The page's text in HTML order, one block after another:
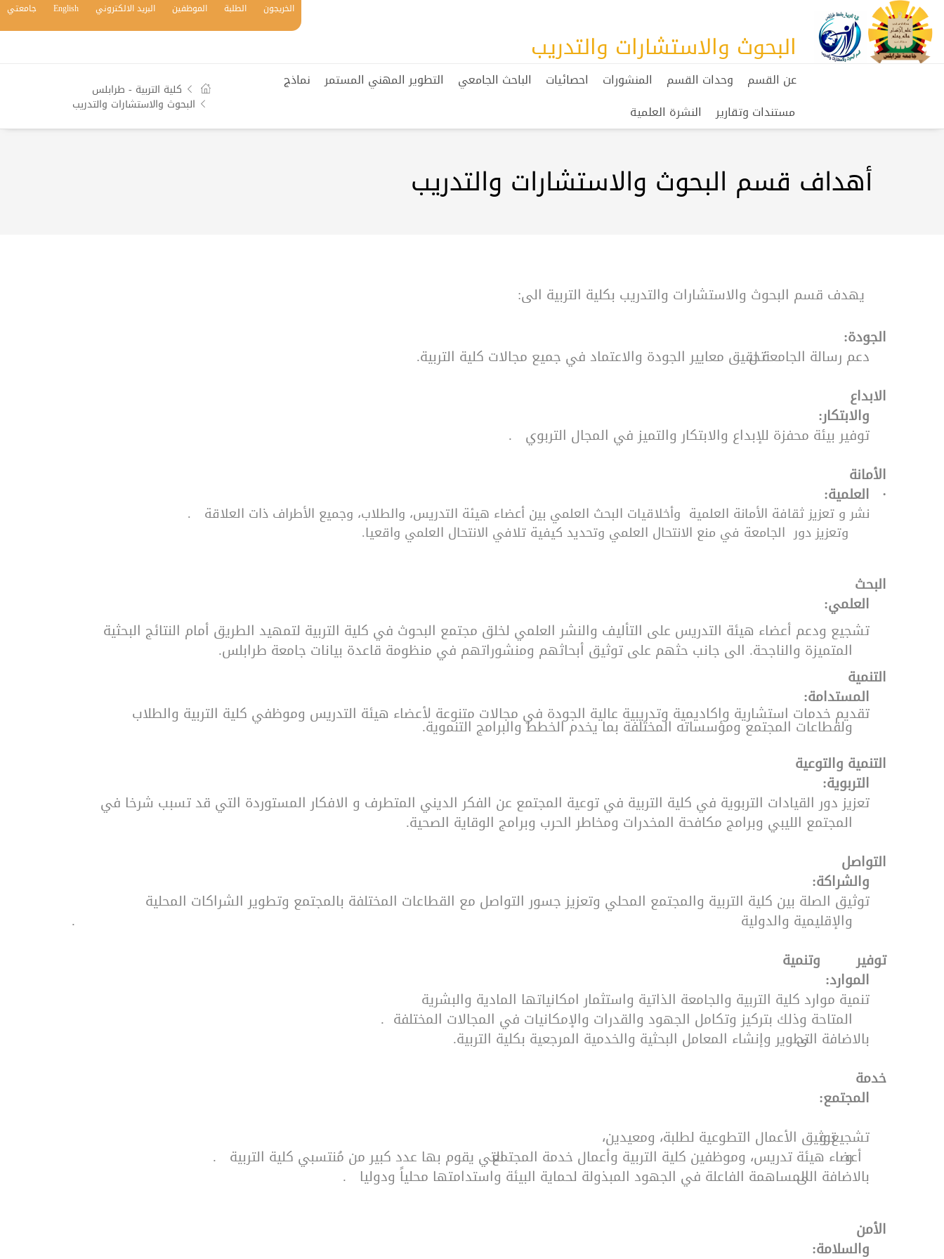
البحوث والاستشارات والتدريب
الخريجون الطلبة الموظفين البريد الالكتروني English جامعتي
عن القسم وحدات القسم المنشورات احصائيات الباحث الجامعي التطوير المهني المستمر
نماذج
مستندات وتقارير
النشرة العلمية
كلية التربية - طرابلس
البحوث والاستشارات والتدريب
أهداف قسم البحوث والاستشارات والتدريب
يهدف قسم البحوث والاستشارات والتدريب بكلية التربية الى:
·
الجودة:
دعم رسالة الجامعة لتحقيق معايير الجودة والاعتماد في جميع مجالات كلية التربية.
·
الابداع
والابتكار:
توفير بيئة محفزة للإبداع والابتكار والتميز في المجال التربوي .
·
الأمانة
العلمية:
نشر و تعزيز ثقافة الأمانة العلمية وأخلاقيات البحث العلمي بين أعضاء هيئة التدريس، والطلاب، وجميع الأطراف ذات العلاقة .
وتعزيز دور الجامعة في منع الانتحال العلمي وتحديد كيفية تلافي الانتحال العلمي واقعيا.
·
البحث
العلمي:
تشجيع ودعم أعضاء هيئة التدريس على التأليف والنشر العلمي لخلق مجتمع البحوث في كلية التربية لتمهيد الطريق أمام النتائج البحثية
المتميزة والناجحة. الى جانب حثهم على توثيق أبحاثهم ومنشوراتهم في منظومة قاعدة بيانات جامعة طرابلس.
·
التنمية
المستدامة:
تقديم خدمات استشارية واكاديمية وتدريبية عالية الجودة في مجالات متنوعة لأعضاء هيئة التدريس وموظفي كلية التربية والطلاب
ولقطاعات المجتمع ومؤسساته المختلفة بما يخدم الخطط والبرامج التنموية.
·
التنمية والتوعية
التربوية:
تعزيز دور القيادات التربوية في كلية التربية في توعية المجتمع عن الفكر الديني المتطرف و الافكار المستوردة التي قد تسبب شرخا في
المجتمع الليبي وبرامج مكافحة المخدرات ومخاطر الحرب وبرامج الوقاية الصحية.
·
التواصل
والشراكة:
توثيق الصلة بين كلية التربية والمجتمع المحلي وتعزيز جسور التواصل مع القطاعات المختلفة بالمجتمع وتطوير الشراكات المحلية
والإقليمية والدولية
.
·
توفير وتنمية
الموارد:
تنمية موارد كلية التربية والجامعة الذاتية واستثمار امكانياتها المادية والبشرية
المتاحة وذلك بتركيز وتكامل الجهود والقدرات والإمكانيات في المجالات المختلفة .
بالاضافة الىتطوير وإنشاء المعامل البحثية والخدمية المرجعية بكلية التربية.
·
خدمة
المجتمع:
تشجيع وتوثيق الأعمال التطوعية لطلبة، ومعيدين،
و
أعضاء هيئة تدريس، وموظفين كلية التربية وأعمال خدمة المجتمعالتي يقوم بها عدد كبير من مُنتسبي كلية التربية .
بالاضافة الىالمساهمة الفاعلة في الجهود المبذولة لحماية البيئة واستدامتها محلياً ودوليا .
·
الأمن
والسلامة: